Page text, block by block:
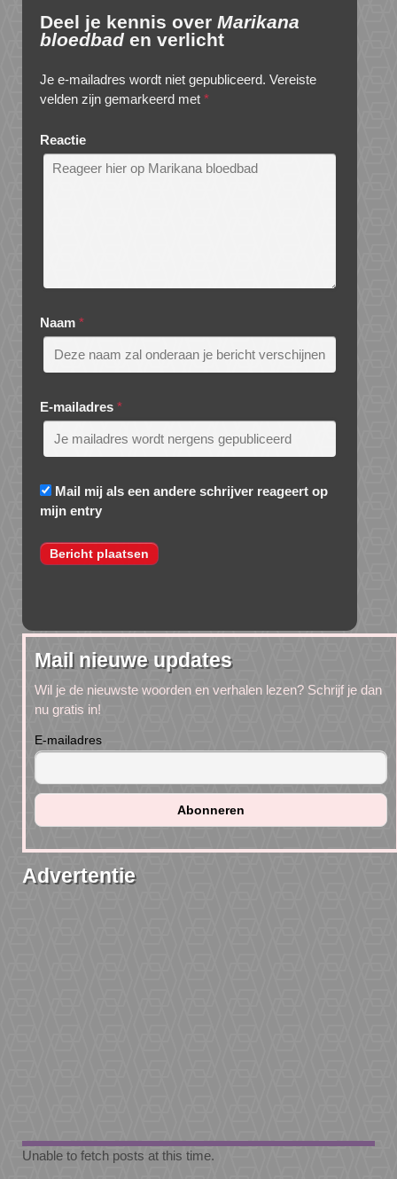
Deel je kennis over Marikana
bloedbad en verlicht
Je e-mailadres wordt niet gepubliceerd. Vereiste
velden zijn gemarkeerd met *
Reactie
Naam *
E-mailadres *
Mail mij als een andere schrijver reageert op
mijn entry
Mail nieuwe updates
Wil je de nieuwste woorden en verhalen lezen? Schrijf je dan
nu gratis in!
E-mailadres
Advertentie
Unable to fetch posts at this time.